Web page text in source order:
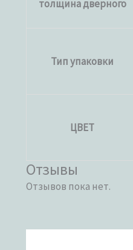
толщина дверного
Тип упаковки
ЦВЕТ
Отзывы
Отзывов пока нет.